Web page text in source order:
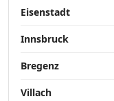
Eisenstadt
Innsbruck
Bregenz
Villach